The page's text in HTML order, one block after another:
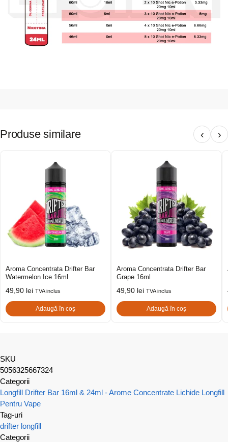
Produse similare ‹ ›
Aroma Concentrata Drifter Bar
Watermelon Ice 16ml
49,90 lei TVA inclus
Adaugă în coș
Aroma Concentrata Drifter Bar
Grape 16ml
49,90 lei TVA inclus
Adaugă în coș
SKU
5056325667324
Categorii
Longfill Drifter Bar 16ml & 24ml - Arome Concentrate Lichide Longfill
Pentru Vape
Tag-uri
drifter longfill
Categorii